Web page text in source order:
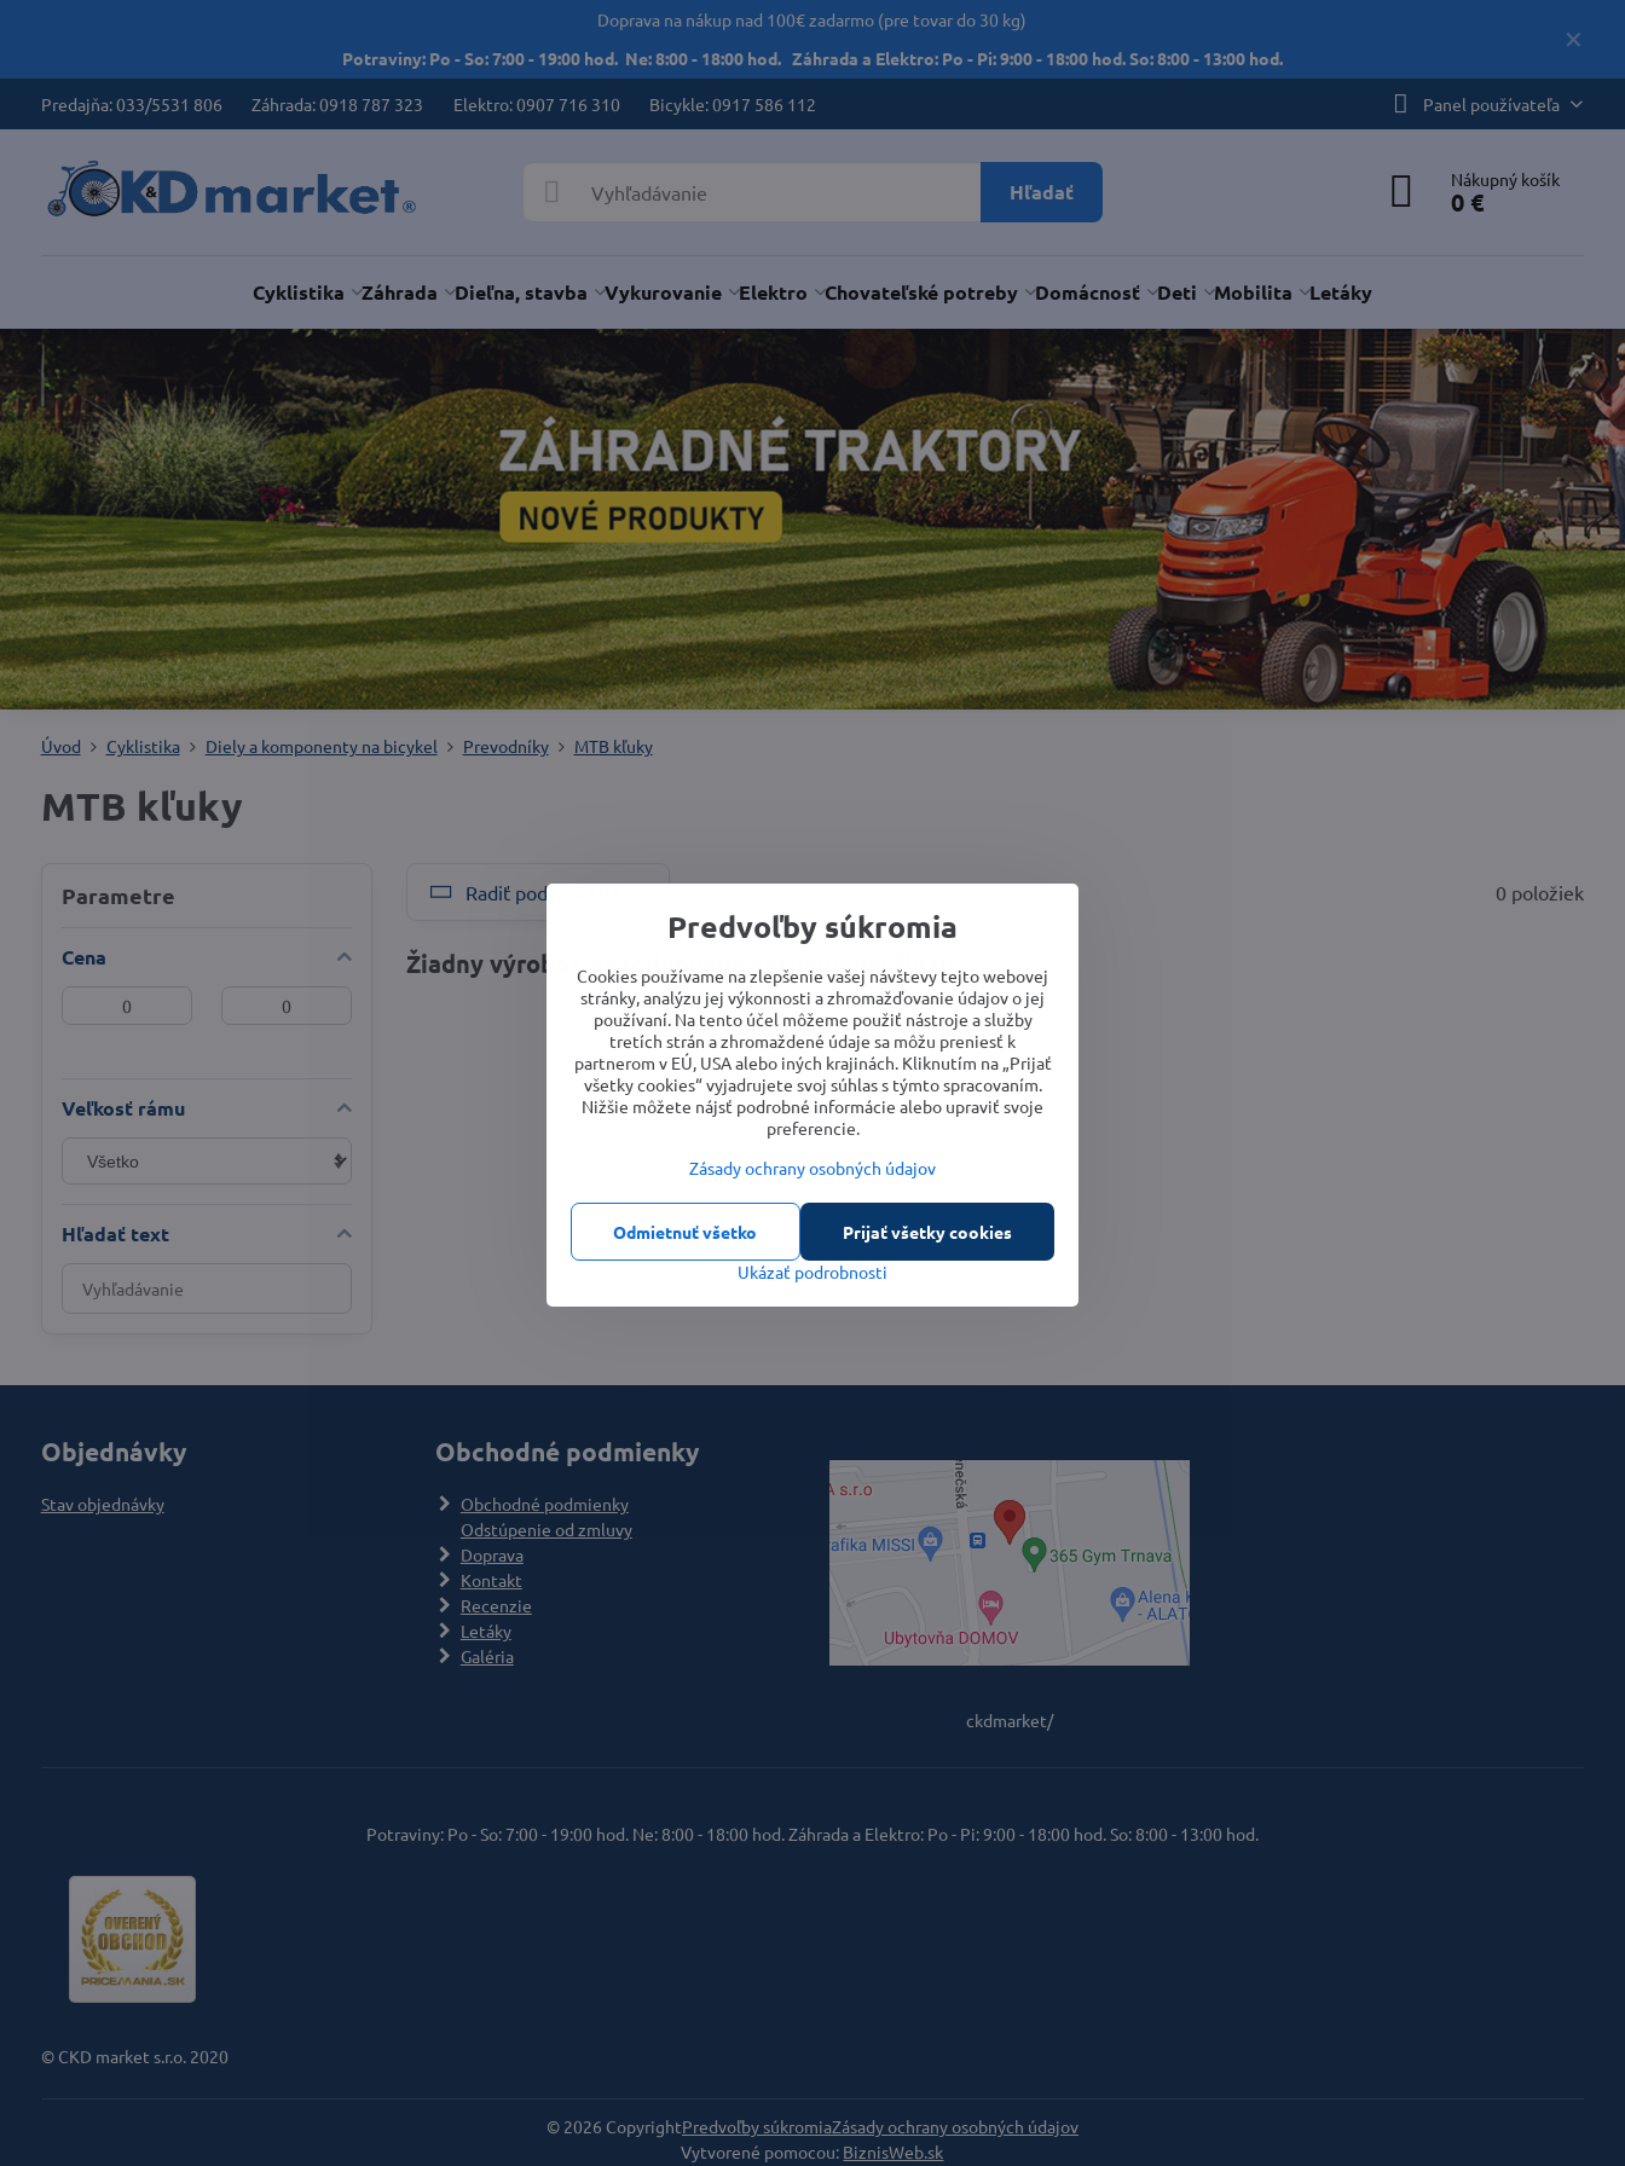
✕
Doprava na nákup nad 100€ zadarmo (pre tovar do 30 kg)
Potraviny: Po - So: 7:00 - 19:00 hod. Ne: 8:00 - 18:00 hod. Záhrada a Elektro: Po - Pi: 9:00 - 18:00 hod. So: 8:00 - 13:00 hod.
Predajňa: 033/5531 806 Záhrada: 0918 787 323 Elektro: 0907 716 310 Bicykle: 0917 586 112 Panel používateľa
Hľadať Nákupný košík
0 €
Cyklistika Záhrada Dieľna, stavba Vykurovanie Elektro Chovateľské potreby Domácnosť Deti Mobilita Letáky
Úvod Cyklistika Diely a komponenty na bicykel Prevodníky MTB kľuky
MTB kľuky
Radiť podľa: Cena 0 položiek
Parametre
Cena
Veľkosť rámu
Hľadať text
Prehľadať
výsledky
Objednávky
Stav objednávky
Obchodné podmienky
Obchodné podmienky
Odstúpenie od zmluvy
Doprava
Kontakt
Recenzie
Letáky
Galéria
ckdmarket/
Potraviny: Po - So: 7:00 - 19:00 hod. Ne: 8:00 - 18:00 hod. Záhrada a Elektro: Po - Pi: 9:00 - 18:00 hod. So: 8:00 - 13:00 hod.
© CKD market s.r.o. 2020
© 2026 CopyrightPredvoľby súkromiaZásady ochrany osobných údajov
Vytvorené pomocou: BiznisWeb.sk
Predvoľby súkromia
Cookies používame na zlepšenie vašej návštevy tejto webovej
stránky, analýzu jej výkonnosti a zhromažďovanie údajov o jej
používaní. Na tento účel môžeme použiť nástroje a služby
tretích strán a zhromaždené údaje sa môžu preniesť k
partnerom v EÚ, USA alebo iných krajinách. Kliknutím na „Prijať
všetky cookies“ vyjadrujete svoj súhlas s týmto spracovaním.
Nižšie môžete nájsť podrobné informácie alebo upraviť svoje
preferencie.
Zásady ochrany osobných údajov
Ukázať podrobnosti
Prijať všetky cookies
Odmietnuť všetko